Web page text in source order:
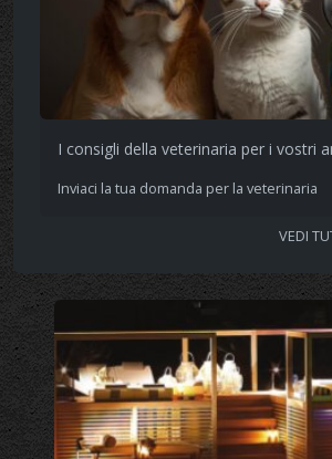
I consigli della veterinaria per i vostri
Inviaci la tua domanda per la veterinaria
VEDI